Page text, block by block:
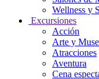
Wellness y
Excursiones
Acción
Arte y
Atracciones
Aventura
Cena